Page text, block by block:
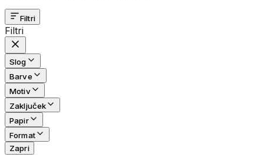
Filtri
Filtri
Slog
Barve
Motiv
Zaključek
Papir
Format
Zapri